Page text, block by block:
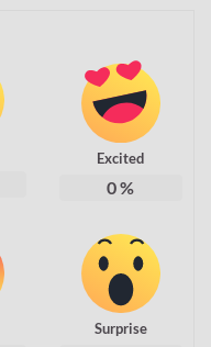
Excited
0%
Surprise